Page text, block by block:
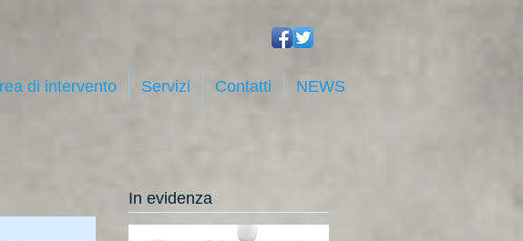
di intervento Servizi Contatti NEWS
In evidenza